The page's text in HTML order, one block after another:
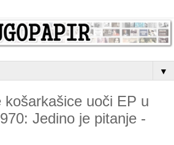
▼
košarkašice uoči EP u
Jedino je pitanje -